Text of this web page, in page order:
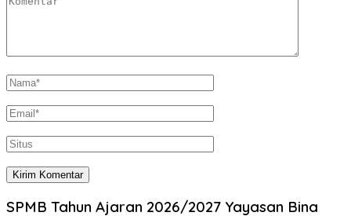
SPMB Tahun Ajaran 2026/2027 Yayasan Bina